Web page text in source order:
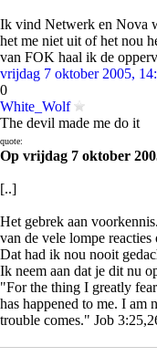
Ik vind Netwerk en Nova
het me niet uit of het nou
van FOK haal ik de
vrijdag 7 oktober 2005,
0
White_Wolf
The devil made me do it
quote:
Op vrijdag 7 oktober
[..]
Het gebrek aan
van de vele lompe reacties
Dat had ik nou nooit
Ik neem aan dat je dit nu
"For the thing I greatly
has happened to me. I am
trouble comes." Job